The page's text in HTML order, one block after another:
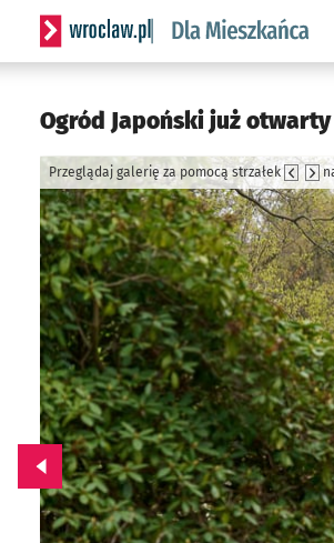
Serwis informacyjny wroclaw.pl
Ogród Japoński już otwarty
Przeglądaj galerię za pomocą strzałek
Przejdź do poprzedniego zdjęcia.